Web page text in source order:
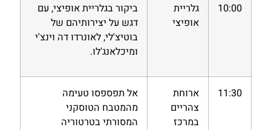
10:00
גלריית
אופיצי
ביקור בגלריית אופיצי, עם
דגש על יצירותיהם של
בוטיצ'לי, לאונרדו דה וינצ'י
ומיכלאנג'לו.
11:30
ארוחת
צהריים
במרכז
אל תפספסו טעימה
מהמטבח הטוסקני
המסורתי בטרטוריה